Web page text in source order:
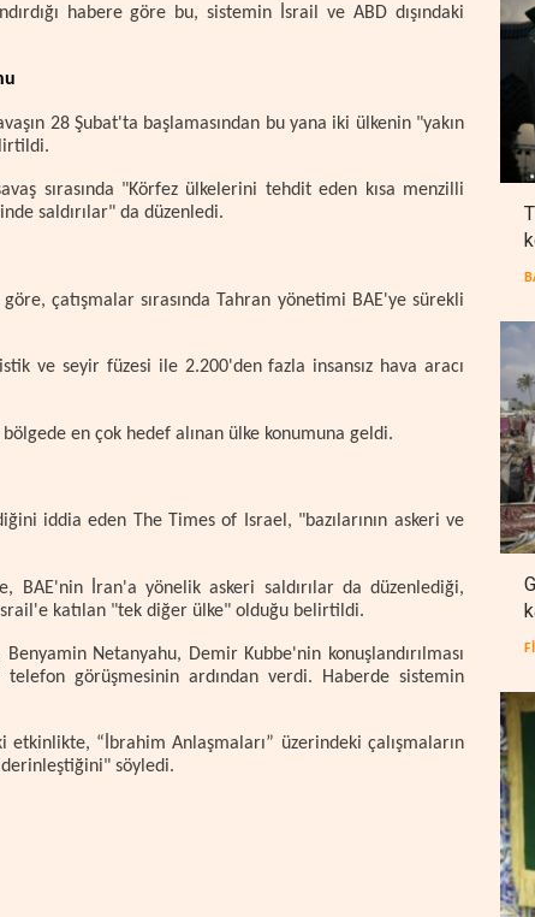
habere göre bu, sistemin İsrail ve ABD dışındaki
28 Şubat'ta başlamasından bu yana iki ülkenin "yakın
sırasında "Körfez ülkelerini tehdit eden kısa menzilli
saldırılar" da düzenledi.
çatışmalar sırasında Tahran yönetimi BAE'ye sürekli
ve seyir füzesi ile 2.200'den fazla insansız hava aracı
en çok hedef alınan ülke konumuna geldi.
iddia eden The Times of Israel, "bazılarının askeri ve
BAE'nin İran'a yönelik askeri saldırılar da düzenlediği,
katılan "tek diğer ülke" olduğu belirtildi.
Netanyahu, Demir Kubbe'nin konuşlandırılması
telefon görüşmesinin ardından verdi. Haberde sistemin
“İbrahim Anlaşmaları” üzerindeki çalışmaların
derinleştiğini" söyledi.